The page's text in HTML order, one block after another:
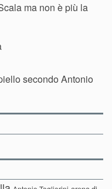
ma non è più la
secondo Antonio